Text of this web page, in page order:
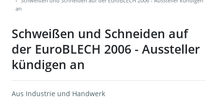
an
Schweißen und Schneiden auf
der EuroBLECH 2006 - Aussteller
kündigen an
Aus Industrie und Handwerk